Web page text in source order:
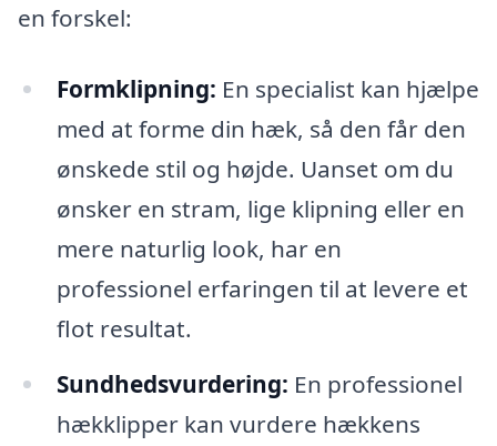
en forskel:
Formklipning: En specialist kan hjælpe
med at forme din hæk, så den får den
ønskede stil og højde. Uanset om du
ønsker en stram, lige klipning eller en
mere naturlig look, har en
professionel erfaringen til at levere et
flot resultat.
Sundhedsvurdering: En professionel
hækklipper kan vurdere hækkens